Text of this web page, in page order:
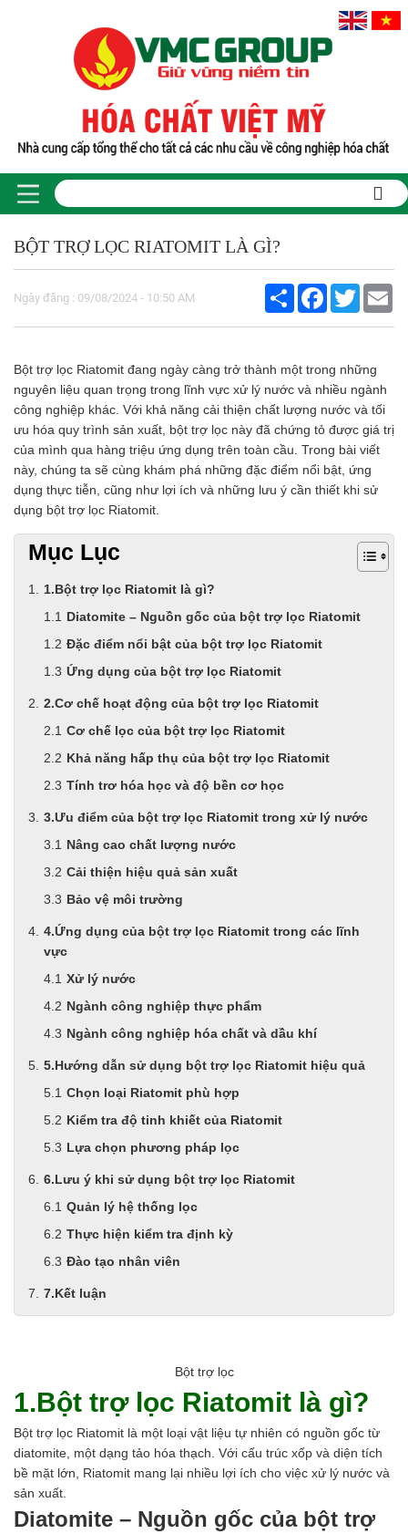
BỘT TRỢ LỌC RIATOMIT LÀ GÌ?
Ngày đăng : 09/08/2024 - 10:50 AM
Share FacebookTwitter
Bột trợ lọc Riatomit đang ngày càng trở thành một trong những
nguyên liệu quan trọng trong lĩnh vực xử lý nước và nhiều ngành
công nghiệp khác. Với khả năng cải thiện chất lượng nước và tối
ưu hóa quy trình sản xuất, bột trợ lọc này đã chứng tỏ được giá trị
của mình qua hàng triệu ứng dụng trên toàn cầu. Trong bài viết
này, chúng ta sẽ cùng khám phá những đặc điểm nổi bật, ứng
dụng thực tiễn, cũng như lợi ích và những lưu ý cần thiết khi sử
dụng bột trợ lọc Riatomit.
Mục Lục
1.Bột trợ lọc Riatomit là gì?
Diatomite – Nguồn gốc của bột trợ lọc Riatomit
Đặc điểm nổi bật của bột trợ lọc Riatomit
Ứng dụng của bột trợ lọc Riatomit
2.Cơ chế hoạt động của bột trợ lọc Riatomit
Cơ chế lọc của bột trợ lọc Riatomit
Khả năng hấp thụ của bột trợ lọc Riatomit
Tính trơ hóa học và độ bền cơ học
3.Ưu điểm của bột trợ lọc Riatomit trong xử lý nước
Nâng cao chất lượng nước
Cải thiện hiệu quả sản xuất
Bảo vệ môi trường
4.Ứng dụng của bột trợ lọc Riatomit trong các lĩnh
vực
Xử lý nước
Ngành công nghiệp thực phẩm
Ngành công nghiệp hóa chất và dầu khí
5.Hướng dẫn sử dụng bột trợ lọc Riatomit hiệu quả
Chọn loại Riatomit phù hợp
Kiểm tra độ tinh khiết của Riatomit
Lựa chọn phương pháp lọc
6.Lưu ý khi sử dụng bột trợ lọc Riatomit
Quản lý hệ thống lọc
Thực hiện kiểm tra định kỳ
Đào tạo nhân viên
7.Kết luận
Bột trợ lọc
1.Bột trợ lọc Riatomit là gì?
Bột trợ lọc Riatomit là một loại vật liệu tự nhiên có nguồn gốc từ
diatomite, một dạng tảo hóa thạch. Với cấu trúc xốp và diện tích
bề mặt lớn, Riatomit mang lại nhiều lợi ích cho việc xử lý nước và
sản xuất.
Diatomite – Nguồn gốc của bột trợ